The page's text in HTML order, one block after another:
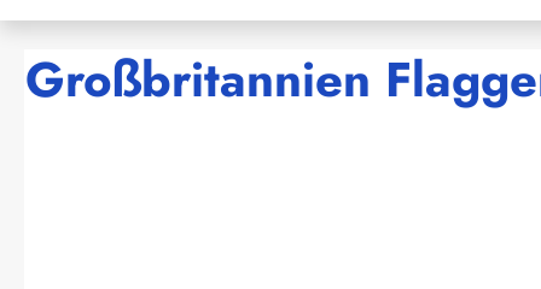
Großbritannien